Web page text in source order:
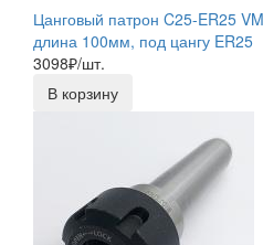
Цанговый патрон C25-ER25
длина 100мм, под цангу ER25
3098₽/шт.
В корзину